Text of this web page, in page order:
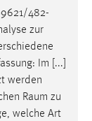
482-
zur
Im [...]
werden
Raum zu
welche Art